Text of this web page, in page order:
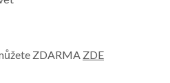
ZDARMA ZDE